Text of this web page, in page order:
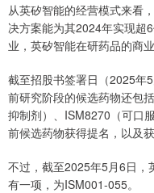
从英矽智能的经营模式来看
决方案能为其2024年实现超
业，英矽智能在研药品的商
截至招股书签署日（2025年
前研究阶段的候选药物还包
抑制剂）、ISM8270（可口
前候选药物获得提名，以及
不过，截至2025年5月6日，
有一项，为ISM001-055。